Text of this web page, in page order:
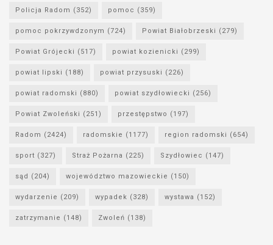
Policja Radom (352) pomoc (359)
pomoc pokrzywdzonym (724) Powiat Białobrzeski (279)
Powiat Grójecki (517) powiat kozienicki (299)
powiat lipski (188) powiat przysuski (226)
powiat radomski (880) powiat szydłowiecki (256)
Powiat Zwoleński (251) przestępstwo (197)
Radom (2424) radomskie (1177) region radomski (654)
sport (327) Straż Pożarna (225) Szydłowiec (147)
sąd (204) województwo mazowieckie (150)
wydarzenie (209) wypadek (328) wystawa (152)
zatrzymanie (148) Zwoleń (138)